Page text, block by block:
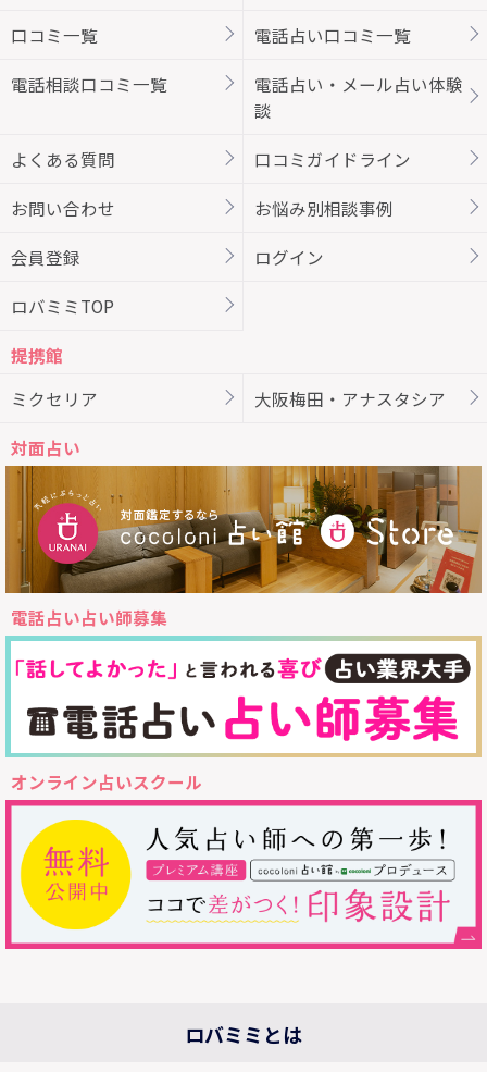
口コミ一覧 電話占い口コミ一覧
電話相談口コミ一覧
電話占い・メール占い体験
談
よくある質問 口コミガイドライン
お問い合わせ お悩み別相談事例
会員登録 ログイン
ロバミミTOP
提携館
ミクセリア
大阪梅田・アナスタシア
対面占い
電話占い占い師募集
オンライン占いスクール
ロバミミとは